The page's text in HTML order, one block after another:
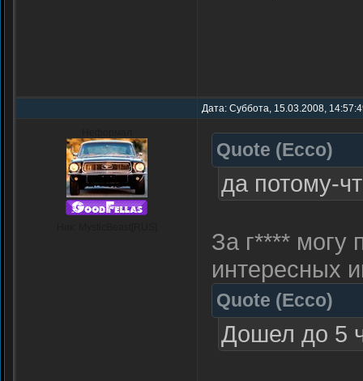
Дата: Суббота, 15.03.2008,
Quote (Ecco)
да потому-
За г**** могу
интересных
Quote (Ecco)
Дошел до 5